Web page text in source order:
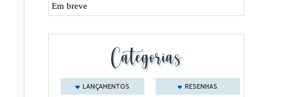
Em breve
Categorias
LANÇAMENTOS RESENHAS